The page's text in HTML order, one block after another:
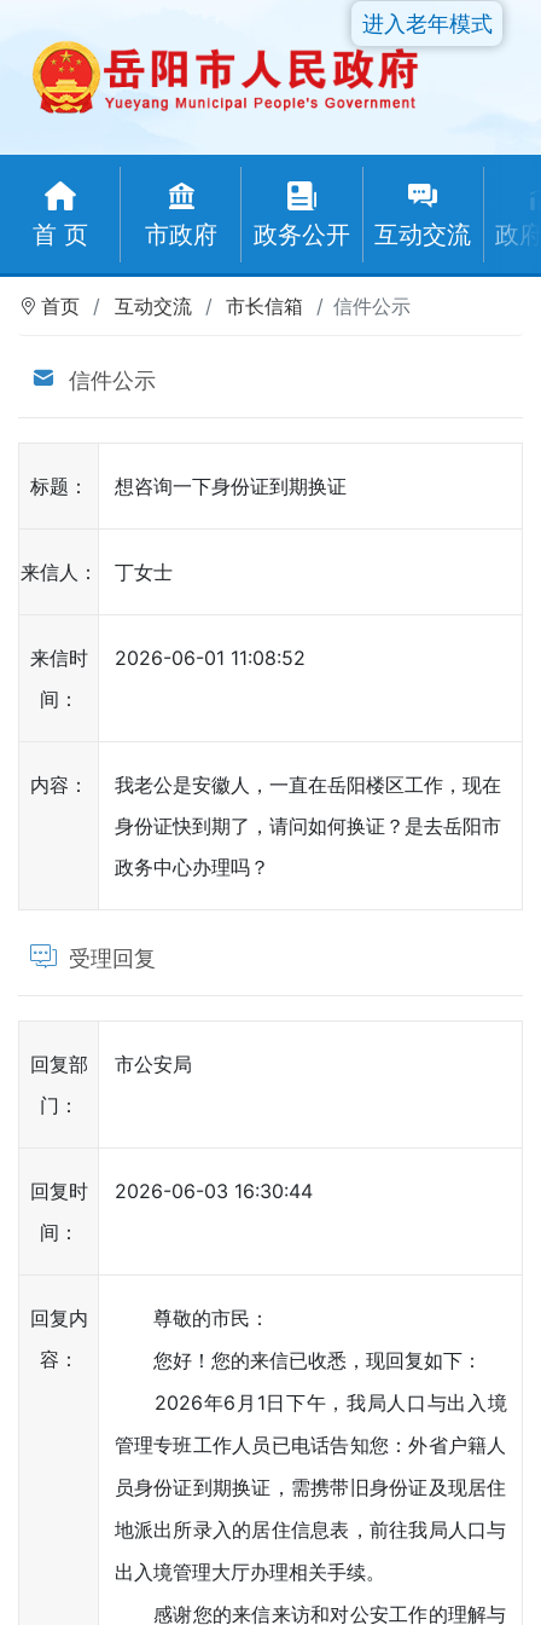
首 页 市政府 政务公开 互动交流 政
进入老年模式
首页 互动交流 市长信箱 信件公示
信件公示
标题： 想咨询一下身份证到期换证
来信人： 丁女士
来信时
间：
2026-06-01 11:08:52
内容：
我老公是安徽人，一直在岳阳楼区工作，现在
身份证快到期了，请问如何换证？是去岳阳市
政务中心办理吗？
受理回复
回复部
门：
市公安局
回复时
间：
2026-06-03 16:30:44
回复内
容：
尊敬的市民：
您好！您的来信已收悉，现回复如下：
2026年6月1日下午，我局人口与出入境
管理专班工作人员已电话告知您：外省户籍人
员身份证到期换证，需携带旧身份证及现居住
地派出所录入的居住信息表，前往我局人口与
出入境管理大厅办理相关手续。
感谢您的来信来访和对公安工作的理解与